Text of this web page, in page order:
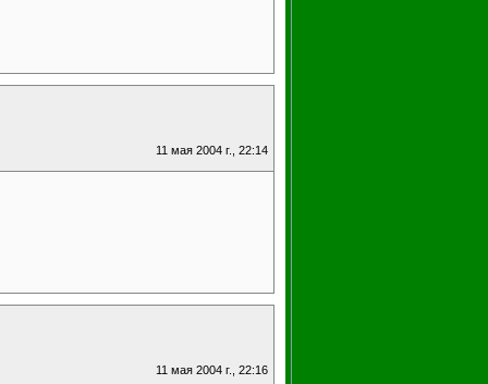
11 мая 2004 г., 22:14
11 мая 2004 г., 22:16